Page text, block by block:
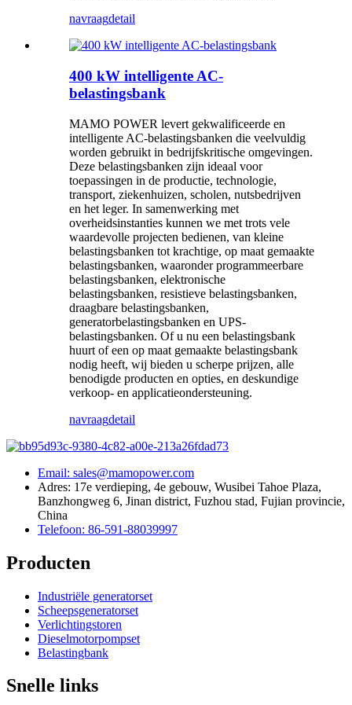
navraagdetail
400 kW intelligente AC-
belastingsbank
MAMO POWER levert gekwalificeerde en
intelligente AC-belastingsbanken die veelvuldig
worden gebruikt in bedrijfskritische omgevingen.
Deze belastingsbanken zijn ideaal voor
toepassingen in de productie, technologie,
transport, ziekenhuizen, scholen, nutsbedrijven
en het leger. In samenwerking met
overheidsinstanties kunnen we met trots vele
waardevolle projecten bedienen, van kleine
belastingsbanken tot krachtige, op maat gemaakte
belastingsbanken, waaronder programmeerbare
belastingsbanken, elektronische
belastingsbanken, resistieve belastingsbanken,
draagbare belastingsbanken,
generatorbelastingsbanken en UPS-
belastingsbanken. Of u nu een belastingsbank
huurt of een op maat gemaakte belastingsbank
nodig heeft, wij bieden u scherpe prijzen, alle
benodigde producten en opties, en deskundige
verkoop- en applicatieondersteuning.
navraagdetail
Email: sales@mamopower.com
Adres: 17e verdieping, 4e gebouw, Wusibei Tahoe Plaza,
Banzhongweg 6, Jinan district, Fuzhou stad, Fujian provincie,
China
Telefoon: 86-591-88039997
Producten
Industriële generatorset
Scheepsgeneratorset
Verlichtingstoren
Dieselmotorpompset
Belastingbank
Snelle links